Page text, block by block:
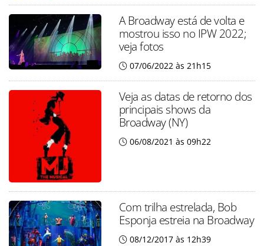
A Broadway está de volta e
mostrou isso no IPW 2022;
veja fotos
07/06/2022 às 21h15
Veja as datas de retorno dos
principais shows da
Broadway (NY)
06/08/2021 às 09h22
Com trilha estrelada, Bob
Esponja estreia na Broadway
08/12/2017 às 12h39